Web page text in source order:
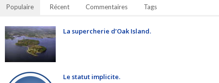
Populaire Récent Commentaires Tags
La supercherie d’Oak Island.
Le statut implicite.